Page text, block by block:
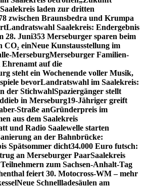
laden zur dritten
zwischen Braunsbedra und Krumpa
Landratswahl Saalekreis: Endergebnis
28. Juni353 Merseburger sparen beim
CO₂ einNeue Kunstausstellung im
MerseburgMerseburger Familien-
auf die
steht ein Wochenende voller Musik,
bevorLandratswahl im Saalekreis:
der StichwahlSpaziergänger stellt
in Merseburg19-Jähriger greift
Straße anGründerpreis im
aus dem Saalekreis
und Radio Saalewelle starten
an der Bahnbrücke:
Spätsommer dicht34.000 Euro futsch:
an Merseburger PaarSaalekreis
zum Sachsen-Anhalt-Tag
feiert 30. Motocross-WM – mehr
Neue Schnellladesäulen am